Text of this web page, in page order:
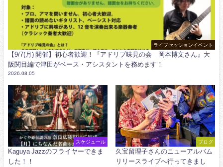
ライブセッションイベント
【9/7(月) 開催】初心者歓迎！『アドリブ味見の会 岡本博文さん』大
阪関目編で津田がベース・アシスタントを務めます！
2026.08.05
スケジュール
Kaguya Jazzのフライヤーできま
した！！
ブログ
久宝留理子さんのニューアルバム
リリースライブへ行ってきまし